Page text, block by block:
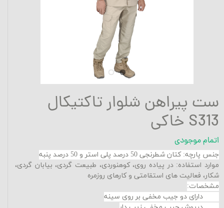
ست پیراهن شلوار تاکتیکال
S313 خاکی
اتمام موجودی
جنس پارچه: کتان شطرنجی 50 درصد پلی استر و 50 درصد پنبه
موارد استفاده: در پیاده روی، کوهنوردی، طبیعت گردی، بیابان گردی،
شکار، فعالیت های استقامتی و کارهای روزمره
مشخصات:
دارای دو جیب مخفی بر روی سینه